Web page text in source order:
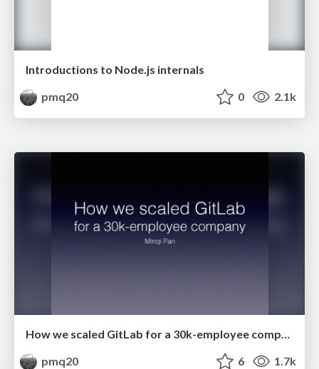
Introductions to Node.js internals
pmq20
0 2.1k
How we scaled GitLab for a 30k-employee company
pmq20
6 1.7k